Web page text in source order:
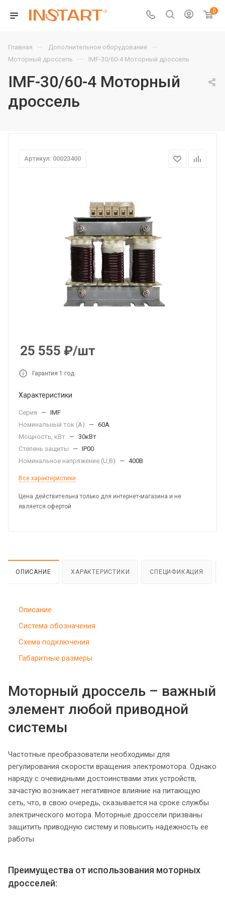
0
Главная — Дополнительное оборудование —
Моторный дроссель — IMF-30/60-4 Моторный дроссель
IMF-30/60-4 Моторный
дроссель
Артикул: 00023400
25 555 ₽/шт
Гарантия 1 год
Характеристики
Серия — IMF
Номинальный ток (А)
— 60А
Мощность, кВт — 30кВт
Степень защиты
— IP00
Номинальное напряжение (U,B)
— 400В
Все характеристики
Цена действительна только для интернет-магазина и не
является офертой
ОПИСАНИЕ ХАРАКТЕРИСТИКИ СПЕЦИФИКАЦИЯ
Описание
Система обозначения
Схема подключения
Габаритные размеры
Моторный дроссель – важный
элемент любой приводной
системы
Частотные преобразователи необходимы для
регулирования скорости вращения электромотора. Однако
наряду с очевидными достоинствами этих устройств,
зачастую возникает негативное влияние на питающую
сеть, что, в свою очередь, сказывается на сроке службы
электрического мотора. Моторные дроссели призваны
защитить приводную систему и повысить надежность ее
работы.
Преимущества от использования моторных
дросселей: